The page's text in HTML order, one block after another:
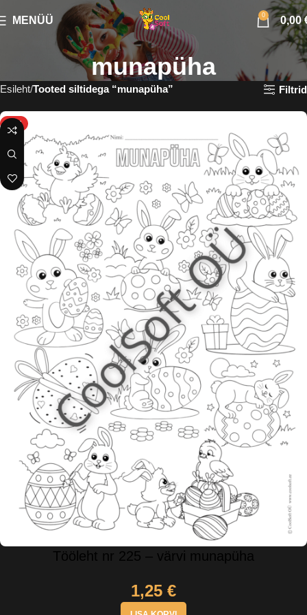
MENÜÜ 0 0,00
munapüha
Esileht Tooted siltidega “munapüha” Filtrid
HOT
Tööleht nr 225 – värvi munapüha
1,25 €